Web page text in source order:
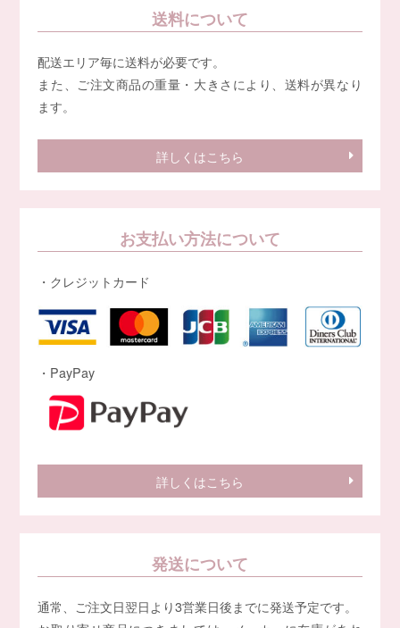
送料について
配送エリア毎に送料が必要です。
また、ご注文商品の重量・大きさにより、送料が異なり
ます。
詳しくはこちら
お支払い方法について
・クレジットカード
・PayPay
詳しくはこちら
発送について
通常、ご注文日翌日より3営業日後までに発送予定です。